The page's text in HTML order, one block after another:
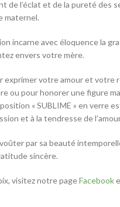
de l’éclat et de la pureté des
maternel.
incarne avec éloquence la
envers votre mère.
exprimer votre amour et votre
ou pour honorer une figure
« SUBLIME » en verre
et à la tendresse de
par sa beauté
sincère.
visitez notre pageFacebook